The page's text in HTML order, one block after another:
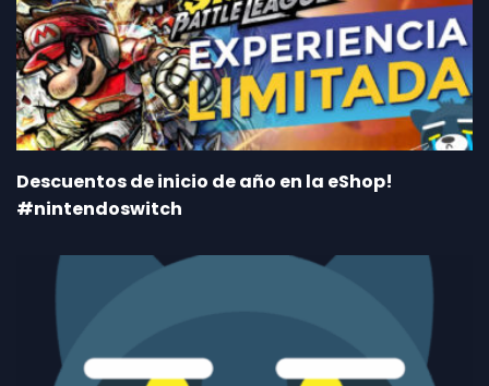
Descuentos de inicio de año en la eShop!
#nintendoswitch